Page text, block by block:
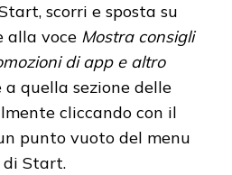
scorri e sposta su
alla voce Mostra consigli
di app e altro
a quella sezione delle
cliccando con il
punto vuoto del menu
Start.